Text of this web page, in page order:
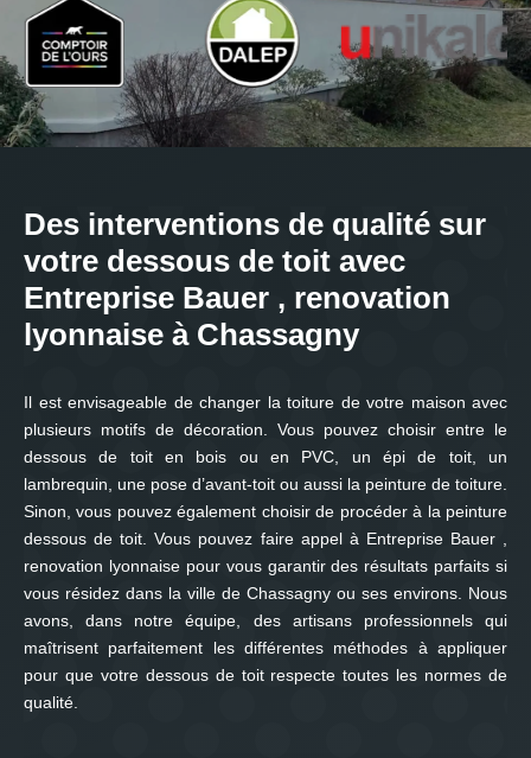
Des interventions de qualité sur
votre dessous de toit avec
Entreprise Bauer , renovation
lyonnaise à Chassagny
Il est envisageable de changer la toiture de votre maison avec
plusieurs motifs de décoration. Vous pouvez choisir entre le
dessous de toit en bois ou en PVC, un épi de toit, un
lambrequin, une pose d’avant-toit ou aussi la peinture de toiture.
Sinon, vous pouvez également choisir de procéder à la peinture
dessous de toit. Vous pouvez faire appel à Entreprise Bauer ,
renovation lyonnaise pour vous garantir des résultats parfaits si
vous résidez dans la ville de Chassagny ou ses environs. Nous
avons, dans notre équipe, des artisans professionnels qui
maîtrisent parfaitement les différentes méthodes à appliquer
pour que votre dessous de toit respecte toutes les normes de
qualité.